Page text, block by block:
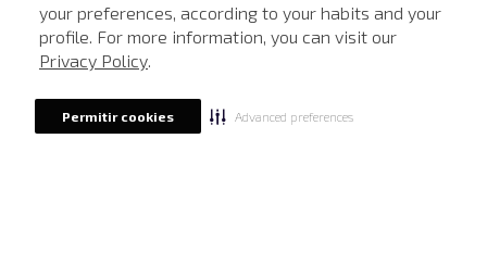
your preferences, according to your habits and your
profile. For more information, you can visit our
Privacy Policy.
Permitir cookies Advanced preferences